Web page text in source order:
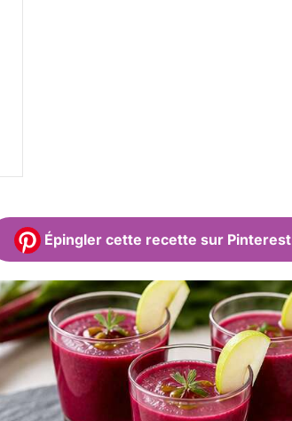
Épingler cette recette sur Pinterest